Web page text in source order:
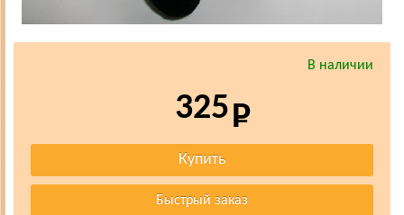
В наличии
325